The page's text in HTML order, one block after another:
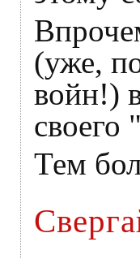
(уже,
войн!)
своего
Тем